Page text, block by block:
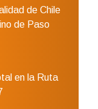
de Chile
de Paso
en la Ruta